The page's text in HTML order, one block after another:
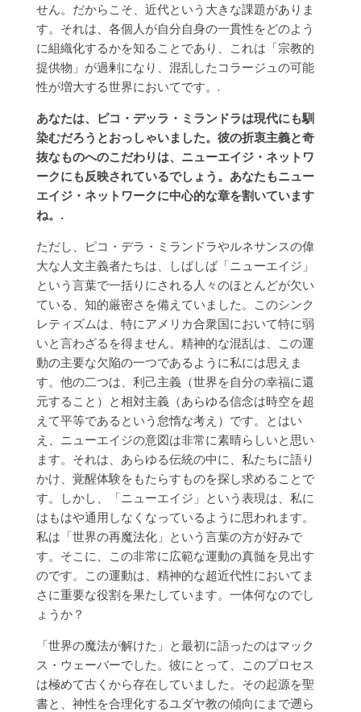
せん。だからこそ、近代という大きな課題がありま
す。それは、各個人が自分自身の一貫性をどのよう
に組織化するかを知ることであり、これは「宗教的
提供物」が過剰になり、混乱したコラージュの可能
性が増大する世界においてです。.
あなたは、ピコ・デッラ・ミランドラは現代にも馴
染むだろうとおっしゃいました。彼の折衷主義と奇
抜なものへのこだわりは、ニューエイジ・ネットワ
ークにも反映されているでしょう。あなたもニュー
エイジ・ネットワークに中心的な章を割いています
ね。.
ただし、ピコ・デラ・ミランドラやルネサンスの偉
大な人文主義者たちは、しばしば「ニューエイジ」
という言葉で一括りにされる人々のほとんどが欠い
ている、知的厳密さを備えていました。このシンク
レティズムは、特にアメリカ合衆国において特に弱
いと言わざるを得ません。精神的な混乱は、この運
動の主要な欠陥の一つであるように私には思えま
す。他の二つは、利己主義（世界を自分の幸福に還
元すること）と相対主義（あらゆる信念は時空を超
えて平等であるという怠惰な考え）です。とはい
え、ニューエイジの意図は非常に素晴らしいと思い
ます。それは、あらゆる伝統の中に、私たちに語り
かけ、覚醒体験をもたらすものを探し求めることで
す。しかし、「ニューエイジ」という表現は、私に
はもはや通用しなくなっているように思われます。
私は「世界の再魔法化」という言葉の方が好みで
す。そこに、この非常に広範な運動の真髄を見出す
のです。この運動は、精神的な超近代性においてま
さに重要な役割を果たしています。一体何なのでし
ょうか？
「世界の魔法が解けた」と最初に語ったのはマック
ス・ウェーバーでした。彼にとって、このプロセス
は極めて古くから存在していました。その起源を聖
書と、神性を合理化するユダヤ教の傾向にまで遡ら